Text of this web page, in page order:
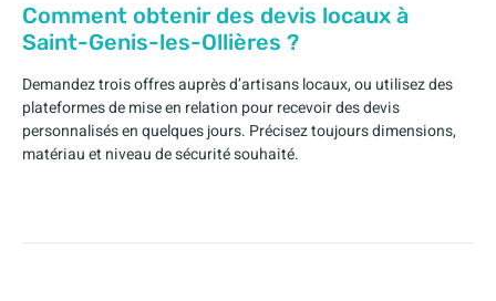
Comment obtenir des devis locaux à
Saint-Genis-les-Ollières ?
Demandez trois offres auprès d’artisans locaux, ou utilisez des
plateformes de mise en relation pour recevoir des devis
personnalisés en quelques jours. Précisez toujours dimensions,
matériau et niveau de sécurité souhaité.